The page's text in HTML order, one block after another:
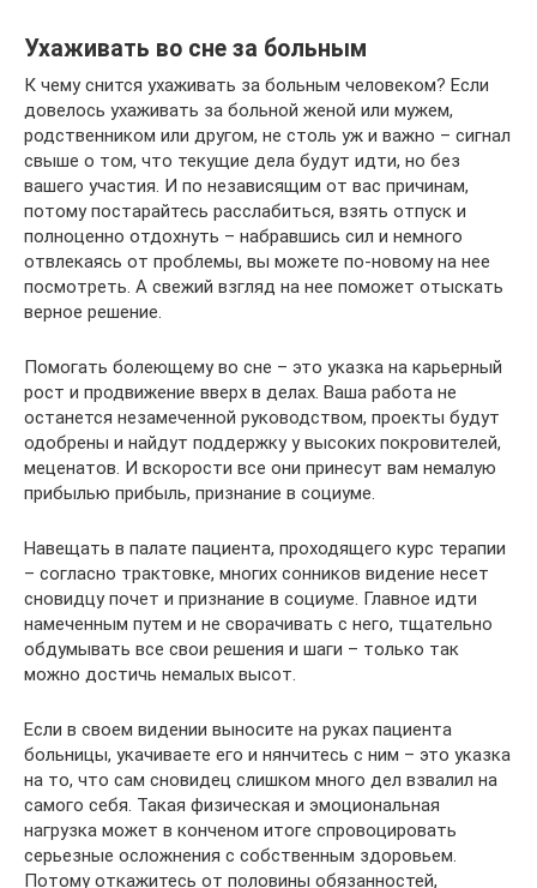
Ухаживать во сне за больным
К чему снится ухаживать за больным человеком? Если
довелось ухаживать за больной женой или мужем,
родственником или другом, не столь уж и важно – сигнал
свыше о том, что текущие дела будут идти, но без
вашего участия. И по независящим от вас причинам,
потому постарайтесь расслабиться, взять отпуск и
полноценно отдохнуть – набравшись сил и немного
отвлекаясь от проблемы, вы можете по-новому на нее
посмотреть. А свежий взгляд на нее поможет отыскать
верное решение.
Помогать болеющему во сне – это указка на карьерный
рост и продвижение вверх в делах. Ваша работа не
останется незамеченной руководством, проекты будут
одобрены и найдут поддержку у высоких покровителей,
меценатов. И вскорости все они принесут вам немалую
прибылью прибыль, признание в социуме.
Навещать в палате пациента, проходящего курс терапии
– согласно трактовке, многих сонников видение несет
сновидцу почет и признание в социуме. Главное идти
намеченным путем и не сворачивать с него, тщательно
обдумывать все свои решения и шаги – только так
можно достичь немалых высот.
Если в своем видении выносите на руках пациента
больницы, укачиваете его и нянчитесь с ним – это указка
на то, что сам сновидец слишком много дел взвалил на
самого себя. Такая физическая и эмоциональная
нагрузка может в конченом итоге спровоцировать
серьезные осложнения с собственным здоровьем.
Потому откажитесь от половины обязанностей,